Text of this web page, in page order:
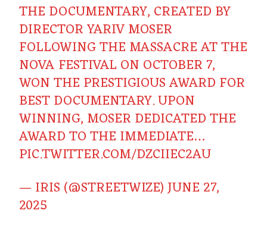
THE DOCUMENTARY, CREATED BY
DIRECTOR YARIV MOSER
FOLLOWING THE MASSACRE AT THE
NOVA FESTIVAL ON OCTOBER 7,
WON THE PRESTIGIOUS AWARD FOR
BEST DOCUMENTARY. UPON
WINNING, MOSER DEDICATED THE
AWARD TO THE IMMEDIATE…
PIC.TWITTER.COM/DZCIIEC2AU
— IRIS (@STREETWIZE)JUNE 27,
2025